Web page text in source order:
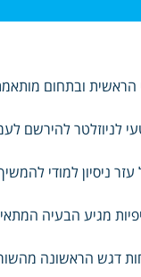
הראשית ובתחום
לניוזלטר להירשם
ניסיון למודי
מגיע הבעיה
דגש הראשונה